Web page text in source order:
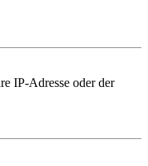
IP-Adresse oder der